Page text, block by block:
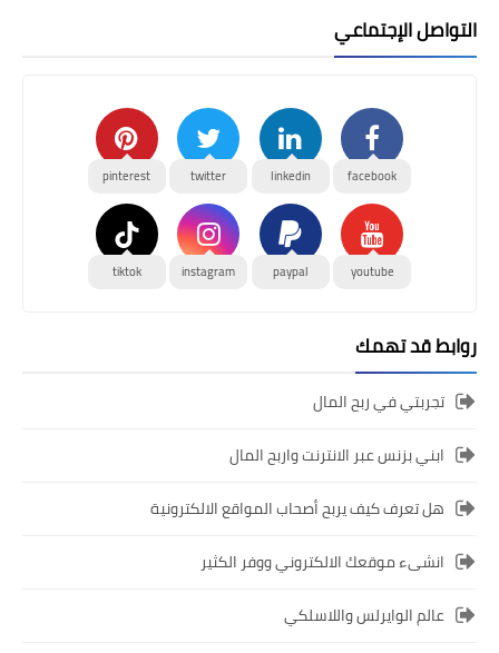
التواصل الإجتماعي
facebook
linkedin
twitter
pinterest
youtube
paypal
instagram
tiktok
روابط قد تهمك
تجربتي في ربح المال
ابني بزنس عبر الانترنت واربح المال
هل تعرف كيف يربح أصحاب المواقع الالكترونية
انشىء موقعك الالكتروني ووفر الكثير
عالم الوايرلس واللاسلكي